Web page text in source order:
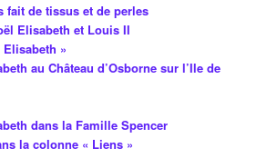
fait de tissus et de perles
Elisabeth et Louis II
»
au Château d’Osborne sur l’Ile de
dans la Famille Spencer
la colonne « Liens »